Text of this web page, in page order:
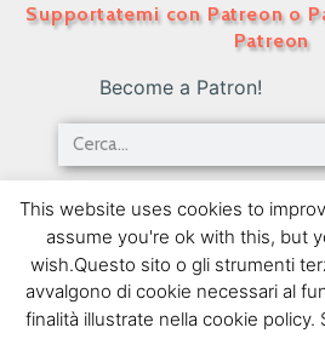
Supportatemi con Patreon o
Patreon
Become a Patron!
Tango Podcast in Italiano –
musica popolare del Rio de
14/01/2019
SEGUIMI SU
This website uses cookies to
assume you're ok with this, but
wish.Questo sito o gli strumenti
avvalgono di cookie necessari al
finalità illustrate nella cookie policy.